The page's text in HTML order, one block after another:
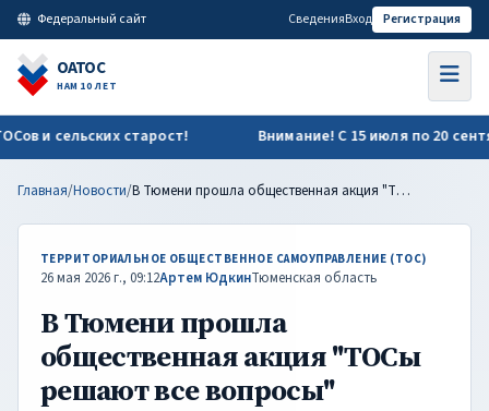
В Тюмени прошла общественная акция "ТОСы решают все
Федеральный сайт СведенияВход Регистрация
ОАТОС
НАМ 10 ЛЕТ
сельских старост! Внимание! С 15 июля по 20
Главная/Новости/ В Тюмени прошла общественная акция "ТОСы решают все вопросы"
ТЕРРИТОРИАЛЬНОЕ ОБЩЕСТВЕННОЕ САМОУПРАВЛЕНИЕ (ТОС)
26 мая 2026 г., 09:12Артем ЮдкинТюменская область
В Тюмени прошла
общественная акция "ТОСы
решают все вопросы"